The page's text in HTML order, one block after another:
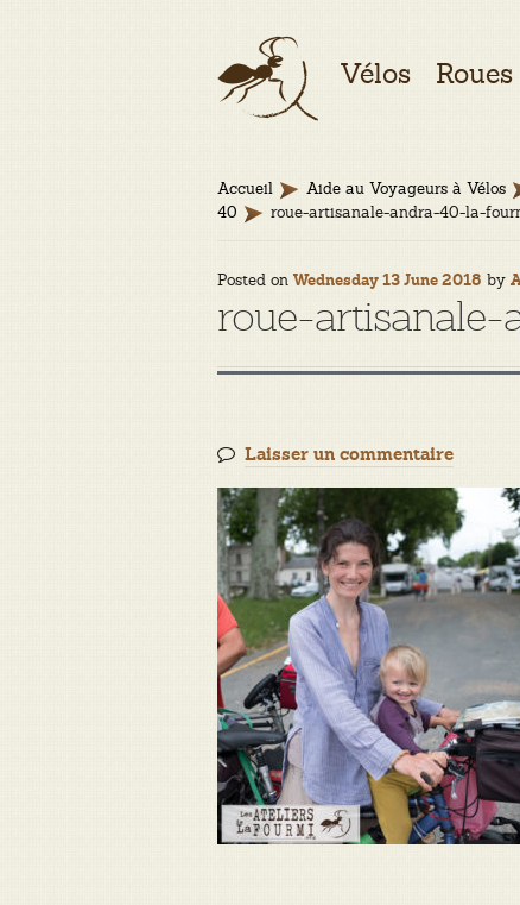
Aller
Aller
au
Vélos Roues
Accueil Aide au Voyageurs à Vélos
40
roue-artisanale-andra-40-la-
Posted onWednesday 13 June 2018 by
roue-
Laisser un commentaire